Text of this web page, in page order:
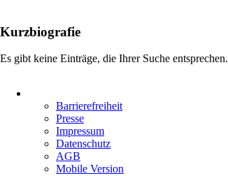
Kurzbiografie
Es gibt keine Einträge, die Ihrer Suche entsprechen.
überspringen
Barrierefreiheit
Presse
Impressum
Datenschutz
AGB
Mobile Version